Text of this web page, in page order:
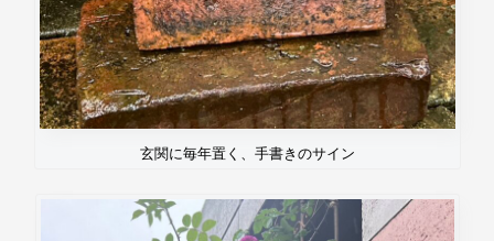
玄関に毎年置く、手書きのサイン